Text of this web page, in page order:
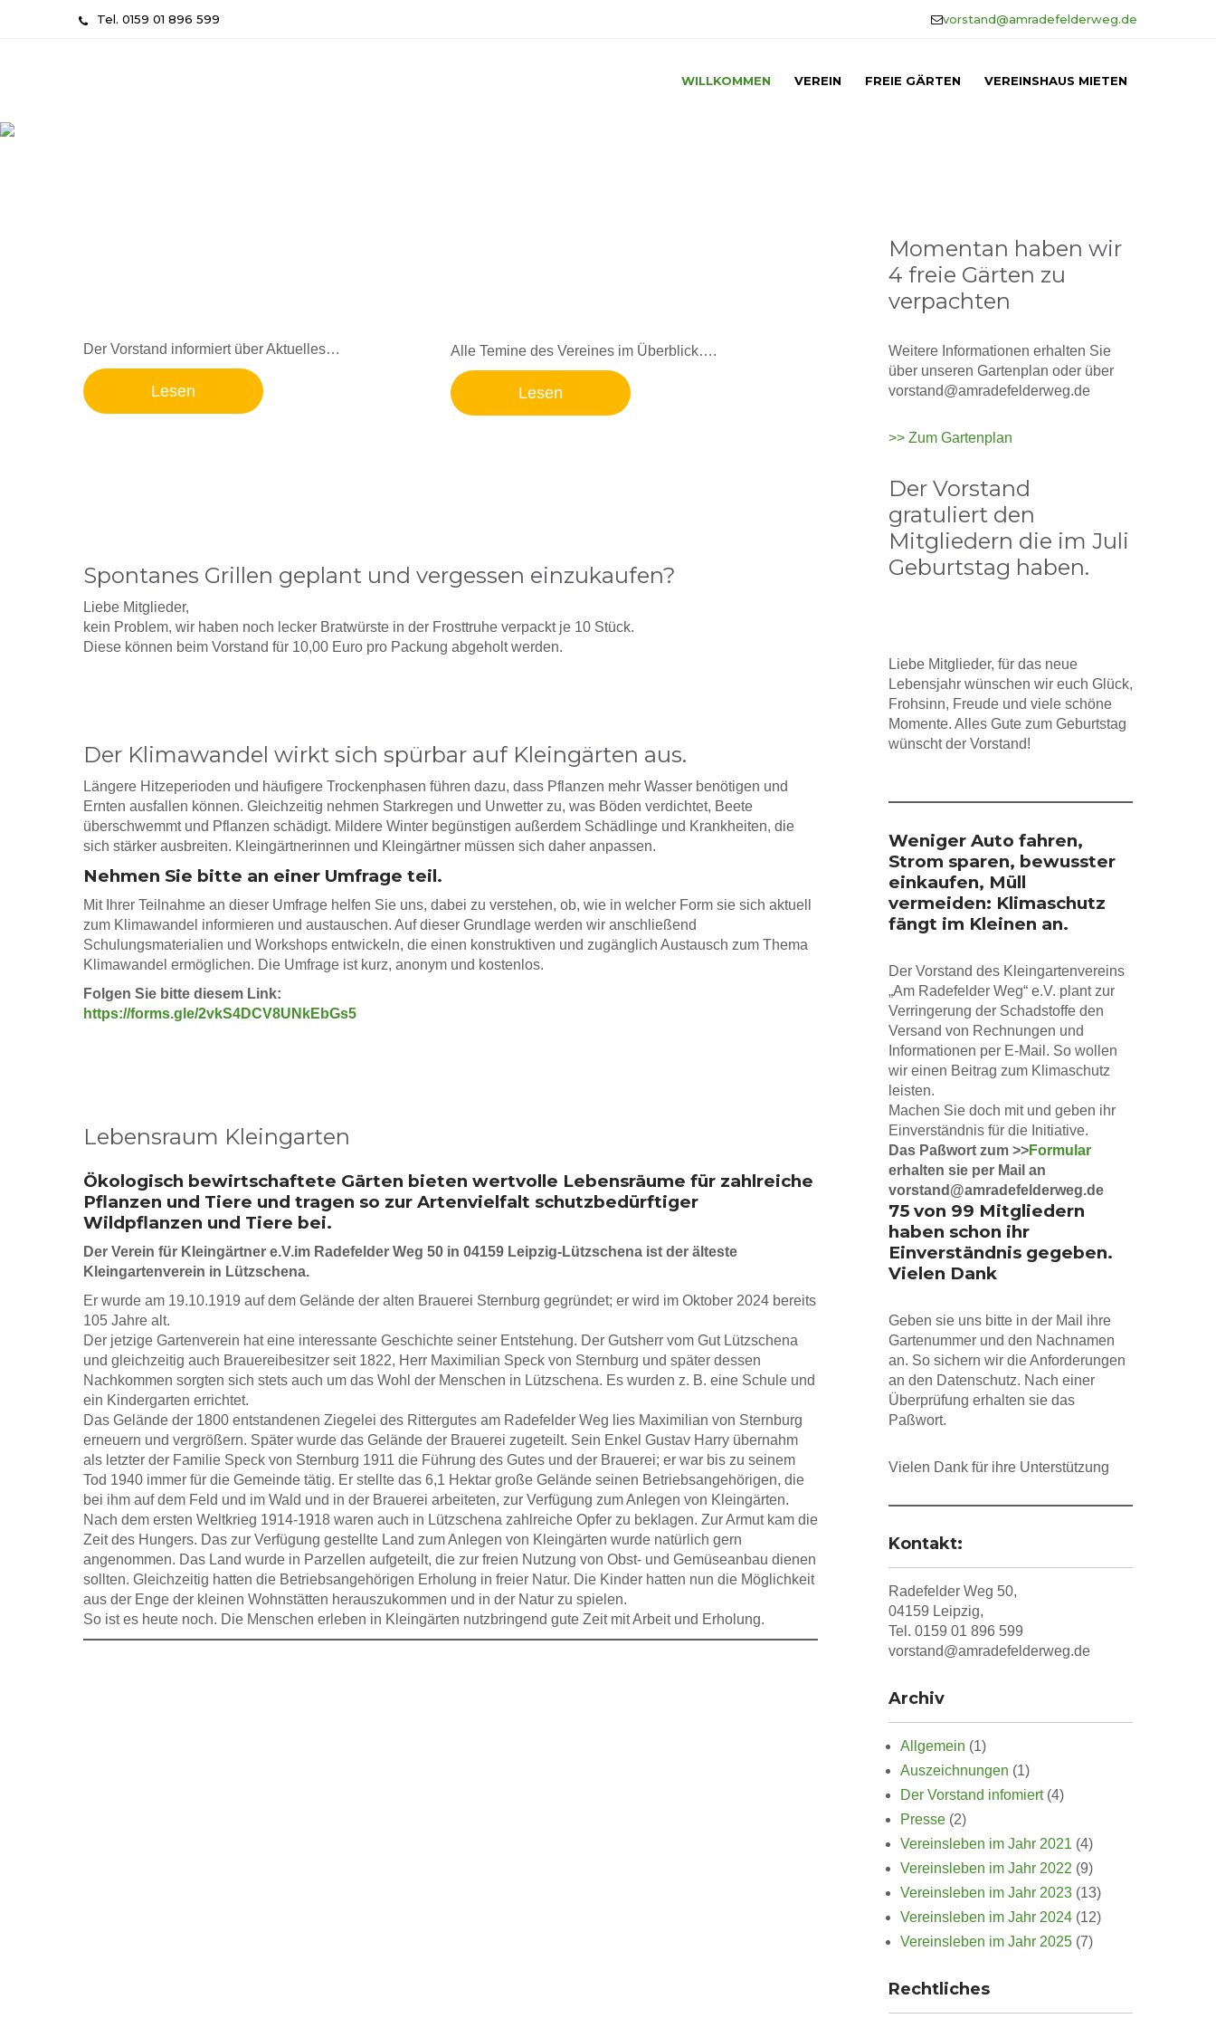
Tel. 0159 01 896 599 vorstand@amradefelderweg.de
WILLKOMMEN VEREIN FREIE GÄRTEN VEREINSHAUS MIETEN
Der Vorstand informiert über Aktuelles…
Lesen
Alle Temine des Vereines im Überblick….
Lesen
Spontanes Grillen geplant und vergessen einzukaufen?
Liebe Mitglieder,
kein Problem, wir haben noch lecker Bratwürste in der Frosttruhe verpackt je 10 Stück.
Diese können beim Vorstand für 10,00 Euro pro Packung abgeholt werden.
Der Klimawandel wirkt sich spürbar auf Kleingärten aus.
Längere Hitzeperioden und häufigere Trockenphasen führen dazu, dass Pflanzen mehr Wasser benötigen und
Ernten ausfallen können. Gleichzeitig nehmen Starkregen und Unwetter zu, was Böden verdichtet, Beete
überschwemmt und Pflanzen schädigt. Mildere Winter begünstigen außerdem Schädlinge und Krankheiten, die
sich stärker ausbreiten. Kleingärtnerinnen und Kleingärtner müssen sich daher anpassen.
Nehmen Sie bitte an einer Umfrage teil.
Mit Ihrer Teilnahme an dieser Umfrage helfen Sie uns, dabei zu verstehen, ob, wie in welcher Form sie sich aktuell
zum Klimawandel informieren und austauschen. Auf dieser Grundlage werden wir anschließend
Schulungsmaterialien und Workshops entwickeln, die einen konstruktiven und zugänglich Austausch zum Thema
Klimawandel ermöglichen. Die Umfrage ist kurz, anonym und kostenlos.
Folgen Sie bitte diesem Link:
https://forms.gle/2vkS4DCV8UNkEbGs5
Lebensraum Kleingarten
Ökologisch bewirtschaftete Gärten bieten wertvolle Lebensräume für zahlreiche
Pflanzen und Tiere und tragen so zur Artenvielfalt schutzbedürftiger
Wildpflanzen und Tiere bei.
Der Verein für Kleingärtner e.V.im Radefelder Weg 50 in 04159 Leipzig-Lützschena ist der älteste
Kleingartenverein in Lützschena.
Er wurde am 19.10.1919 auf dem Gelände der alten Brauerei Sternburg gegründet; er wird im Oktober 2024 bereits
105 Jahre alt.
Der jetzige Gartenverein hat eine interessante Geschichte seiner Entstehung. Der Gutsherr vom Gut Lützschena
und gleichzeitig auch Brauereibesitzer seit 1822, Herr Maximilian Speck von Sternburg und später dessen
Nachkommen sorgten sich stets auch um das Wohl der Menschen in Lützschena. Es wurden z. B. eine Schule und
ein Kindergarten errichtet.
Das Gelände der 1800 entstandenen Ziegelei des Rittergutes am Radefelder Weg lies Maximilian von Sternburg
erneuern und vergrößern. Später wurde das Gelände der Brauerei zugeteilt. Sein Enkel Gustav Harry übernahm
als letzter der Familie Speck von Sternburg 1911 die Führung des Gutes und der Brauerei; er war bis zu seinem
Tod 1940 immer für die Gemeinde tätig. Er stellte das 6,1 Hektar große Gelände seinen Betriebsangehörigen, die
bei ihm auf dem Feld und im Wald und in der Brauerei arbeiteten, zur Verfügung zum Anlegen von Kleingärten.
Nach dem ersten Weltkrieg 1914-1918 waren auch in Lützschena zahlreiche Opfer zu beklagen. Zur Armut kam die
Zeit des Hungers. Das zur Verfügung gestellte Land zum Anlegen von Kleingärten wurde natürlich gern
angenommen. Das Land wurde in Parzellen aufgeteilt, die zur freien Nutzung von Obst- und Gemüseanbau dienen
sollten. Gleichzeitig hatten die Betriebsangehörigen Erholung in freier Natur. Die Kinder hatten nun die Möglichkeit
aus der Enge der kleinen Wohnstätten herauszukommen und in der Natur zu spielen.
So ist es heute noch. Die Menschen erleben in Kleingärten nutzbringend gute Zeit mit Arbeit und Erholung.
Momentan haben wir
4 freie Gärten zu
verpachten
Weitere Informationen erhalten Sie
über unseren Gartenplan oder über
vorstand@amradefelderweg.de
>> Zum Gartenplan
Der Vorstand
gratuliert den
Mitgliedern die im Juli
Geburtstag haben.
Liebe Mitglieder, für das neue
Lebensjahr wünschen wir euch Glück,
Frohsinn, Freude und viele schöne
Momente. Alles Gute zum Geburtstag
wünscht der Vorstand!
Weniger Auto fahren,
Strom sparen, bewusster
einkaufen, Müll
vermeiden: Klimaschutz
fängt im Kleinen an.
Der Vorstand des Kleingartenvereins
„Am Radefelder Weg“ e.V. plant zur
Verringerung der Schadstoffe den
Versand von Rechnungen und
Informationen per E-Mail. So wollen
wir einen Beitrag zum Klimaschutz
leisten.
Machen Sie doch mit und geben ihr
Einverständnis für die Initiative.
Das Paßwort zum >>Formular
erhalten sie per Mail an
vorstand@amradefelderweg.de
75 von 99 Mitgliedern
haben schon ihr
Einverständnis gegeben.
Vielen Dank
Geben sie uns bitte in der Mail ihre
Gartenummer und den Nachnamen
an. So sichern wir die Anforderungen
an den Datenschutz. Nach einer
Überprüfung erhalten sie das
Paßwort.
Vielen Dank für ihre Unterstützung
Kontakt:
Radefelder Weg 50,
04159 Leipzig,
Tel. 0159 01 896 599
vorstand@amradefelderweg.de
Archiv
Allgemein (1)
Auszeichnungen (1)
Der Vorstand infomiert(4)
Presse (2)
Vereinsleben im Jahr 2021 (4)
Vereinsleben im Jahr 2022 (9)
Vereinsleben im Jahr 2023 (13)
Vereinsleben im Jahr 2024 (12)
Vereinsleben im Jahr 2025 (7)
Rechtliches